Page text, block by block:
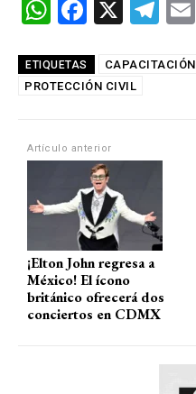
W
at
s
p
F
ce
b
o
k
X
T
e
m
ETIQUETAS CAPACITACIÓN
PROTECCIÓN CIVIL
Artículo anterior
¡Elton John regresa a
México! El ícono
británico ofrecerá dos
conciertos en CDMX